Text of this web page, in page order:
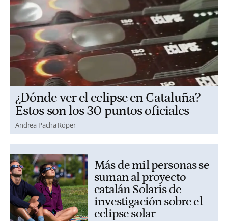
¿Dónde ver el eclipse en Cataluña?
Estos son los 30 puntos oficiales
Andrea Pacha Röper
Más de mil personas se
suman al proyecto
catalán Solaris de
investigación sobre el
eclipse solar